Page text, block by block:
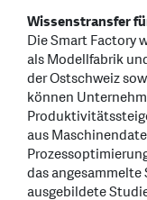
Wissenstransfer
Die Smart Factory
als Modellfabrik
der Ostschweiz
können
aus
das angesammelte
ausgebildete